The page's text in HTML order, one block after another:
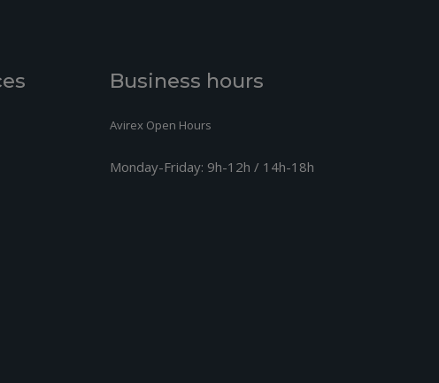
Business hours
Avirex Open Hours
Monday-Friday: 9h-12h / 14h-18h